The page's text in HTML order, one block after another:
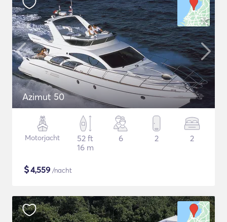
Azimut 50
Motorjacht
52 ft
16 m
6 2 2
$4,559 /nacht